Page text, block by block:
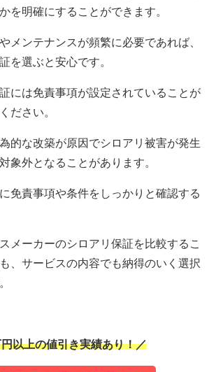
を明確にすることができます。
メンテナンスが頻繁に必要であれば、
を選ぶと安心です。
には免責事項が設定されていることが
ださい。
的な改築が原因でシロアリ被害が発生
象外となることがあります。
免責事項や条件をしっかりと確認する
メーカーのシロアリ保証を比較するこ
、サービスの内容でも納得のいく選択
以上の値引き実績あり！／